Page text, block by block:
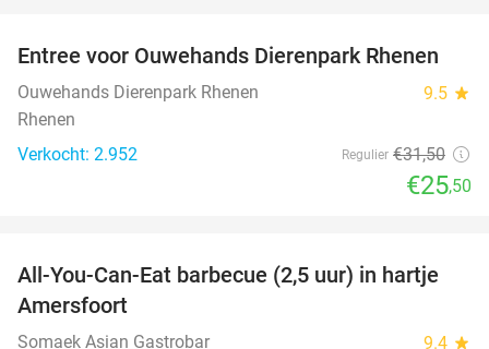
19%
Entree voor Ouwehands Dierenpark Rhenen
Ouwehands Dierenpark Rhenen 9.5 star
Rhenen
Verkocht: 2.952
Regulier €31,50
€25,50
25%
All-You-Can-Eat barbecue (2,5 uur) in hartje
Amersfoort
Somaek Asian Gastrobar 9.4 star